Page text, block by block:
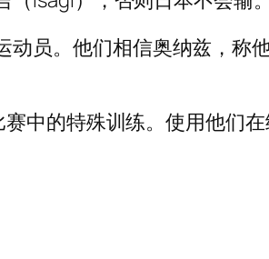
员。他们相信奥纳兹，称
中的特殊训练。使用他们